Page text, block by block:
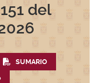
del
SUMARIO